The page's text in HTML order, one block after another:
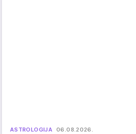
ASTROLOGIJA 06.08.2026.